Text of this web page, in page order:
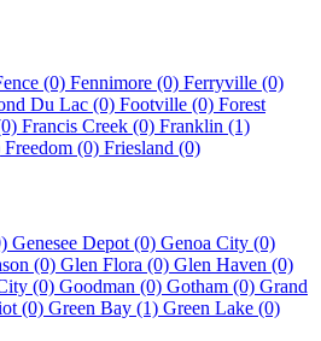
(0) Fennimore (0) Ferryville (0)
Du Lac (0) Footville (0) Forest
Francis Creek (0) Franklin (1)
Freedom (0) Friesland (0)
Genesee Depot (0) Genoa City (0)
(0) Glen Flora (0) Glen Haven (0)
(0) Goodman (0) Gotham (0) Grand
(0) Green Bay (1) Green Lake (0)